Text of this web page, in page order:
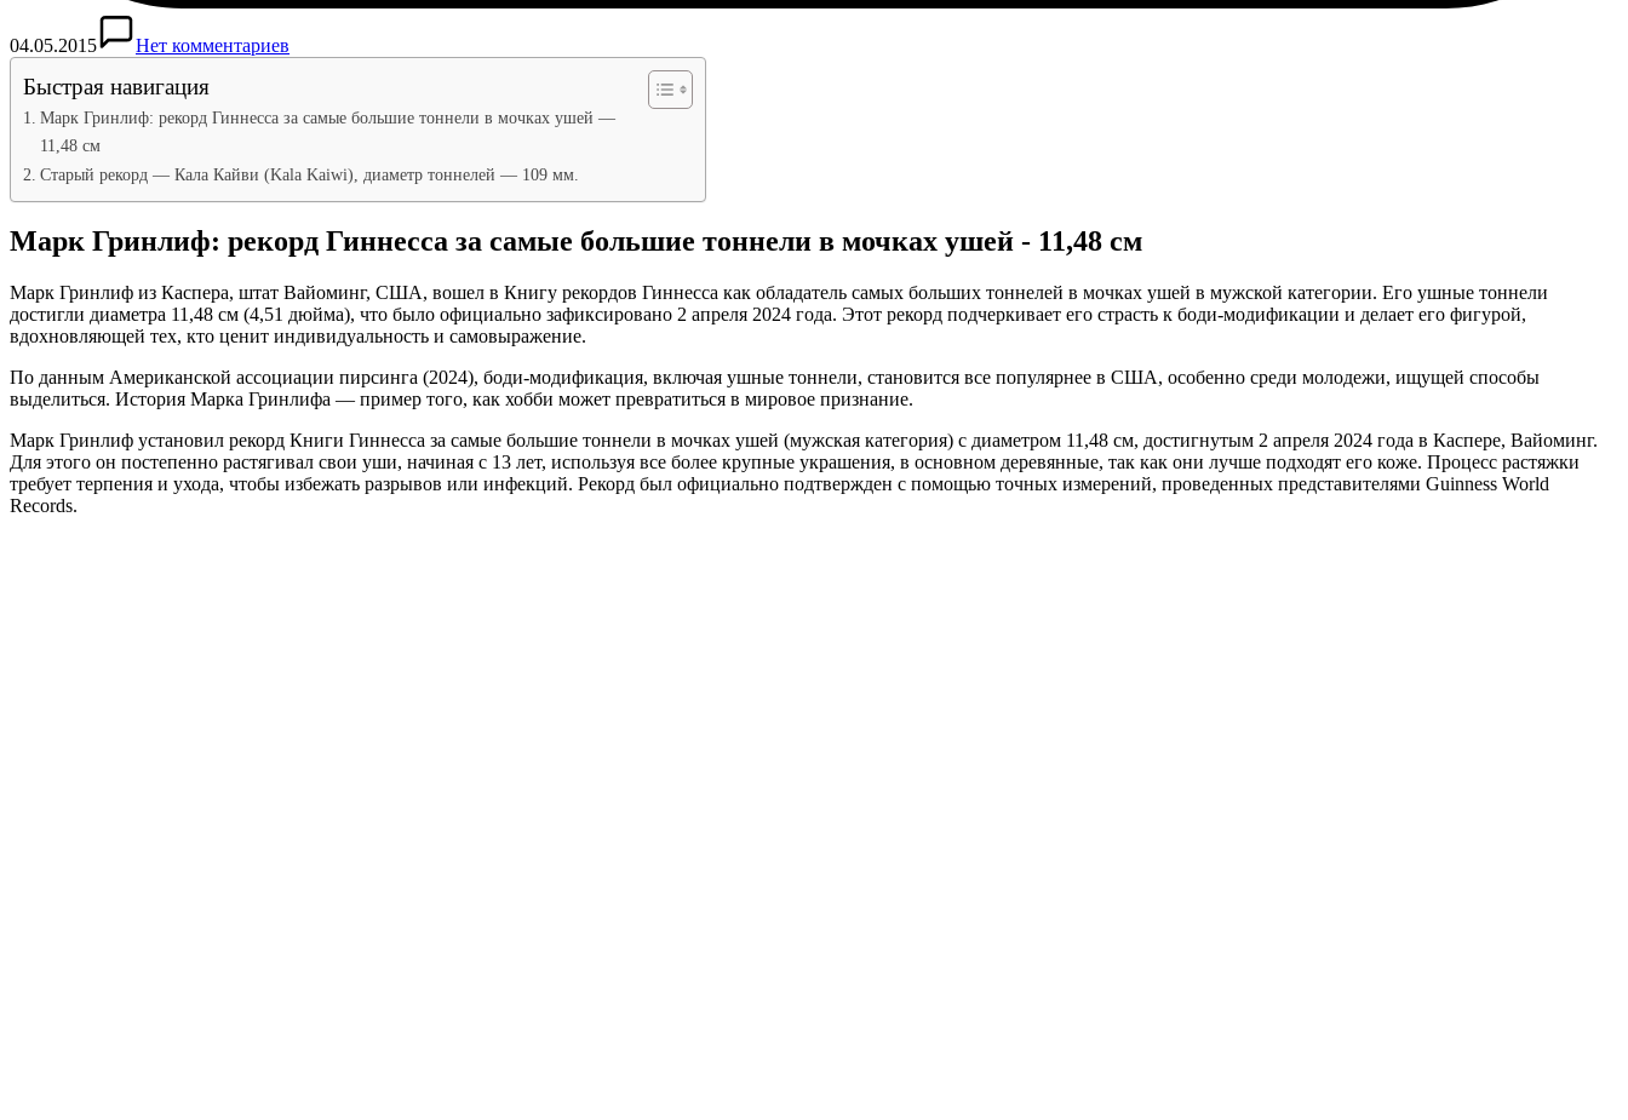
04.05.2015 Нет комментариев
Быстрая навигация
Марк Гринлиф: рекорд Гиннесса за самые большие тоннели в мочках ушей —
11,48 см
Старый рекорд — Кала Кайви (Kala Kaiwi), диаметр тоннелей — 109 мм.
Марк Гринлиф: рекорд Гиннесса за самые большие тоннели в мочках ушей - 11,48 см
Марк Гринлиф из Каспера, штат Вайоминг, США, вошел в Книгу рекордов Гиннесса как обладатель самых больших тоннелей в мочках ушей в мужской категории. Его ушные тоннели
достигли диаметра 11,48 см (4,51 дюйма), что было официально зафиксировано 2 апреля 2024 года. Этот рекорд подчеркивает его страсть к боди-модификации и делает его фигурой,
вдохновляющей тех, кто ценит индивидуальность и самовыражение.
По данным Американской ассоциации пирсинга (2024), боди-модификация, включая ушные тоннели, становится все популярнее в США, особенно среди молодежи, ищущей способы
выделиться. История Марка Гринлифа — пример того, как хобби может превратиться в мировое признание.
Марк Гринлиф установил рекорд Книги Гиннесса за самые большие тоннели в мочках ушей (мужская категория) с диаметром 11,48 см, достигнутым 2 апреля 2024 года в Каспере, Вайоминг.
Для этого он постепенно растягивал свои уши, начиная с 13 лет, используя все более крупные украшения, в основном деревянные, так как они лучше подходят его коже. Процесс растяжки
требует терпения и ухода, чтобы избежать разрывов или инфекций. Рекорд был официально подтвержден с помощью точных измерений, проведенных представителями Guinness World
Records.